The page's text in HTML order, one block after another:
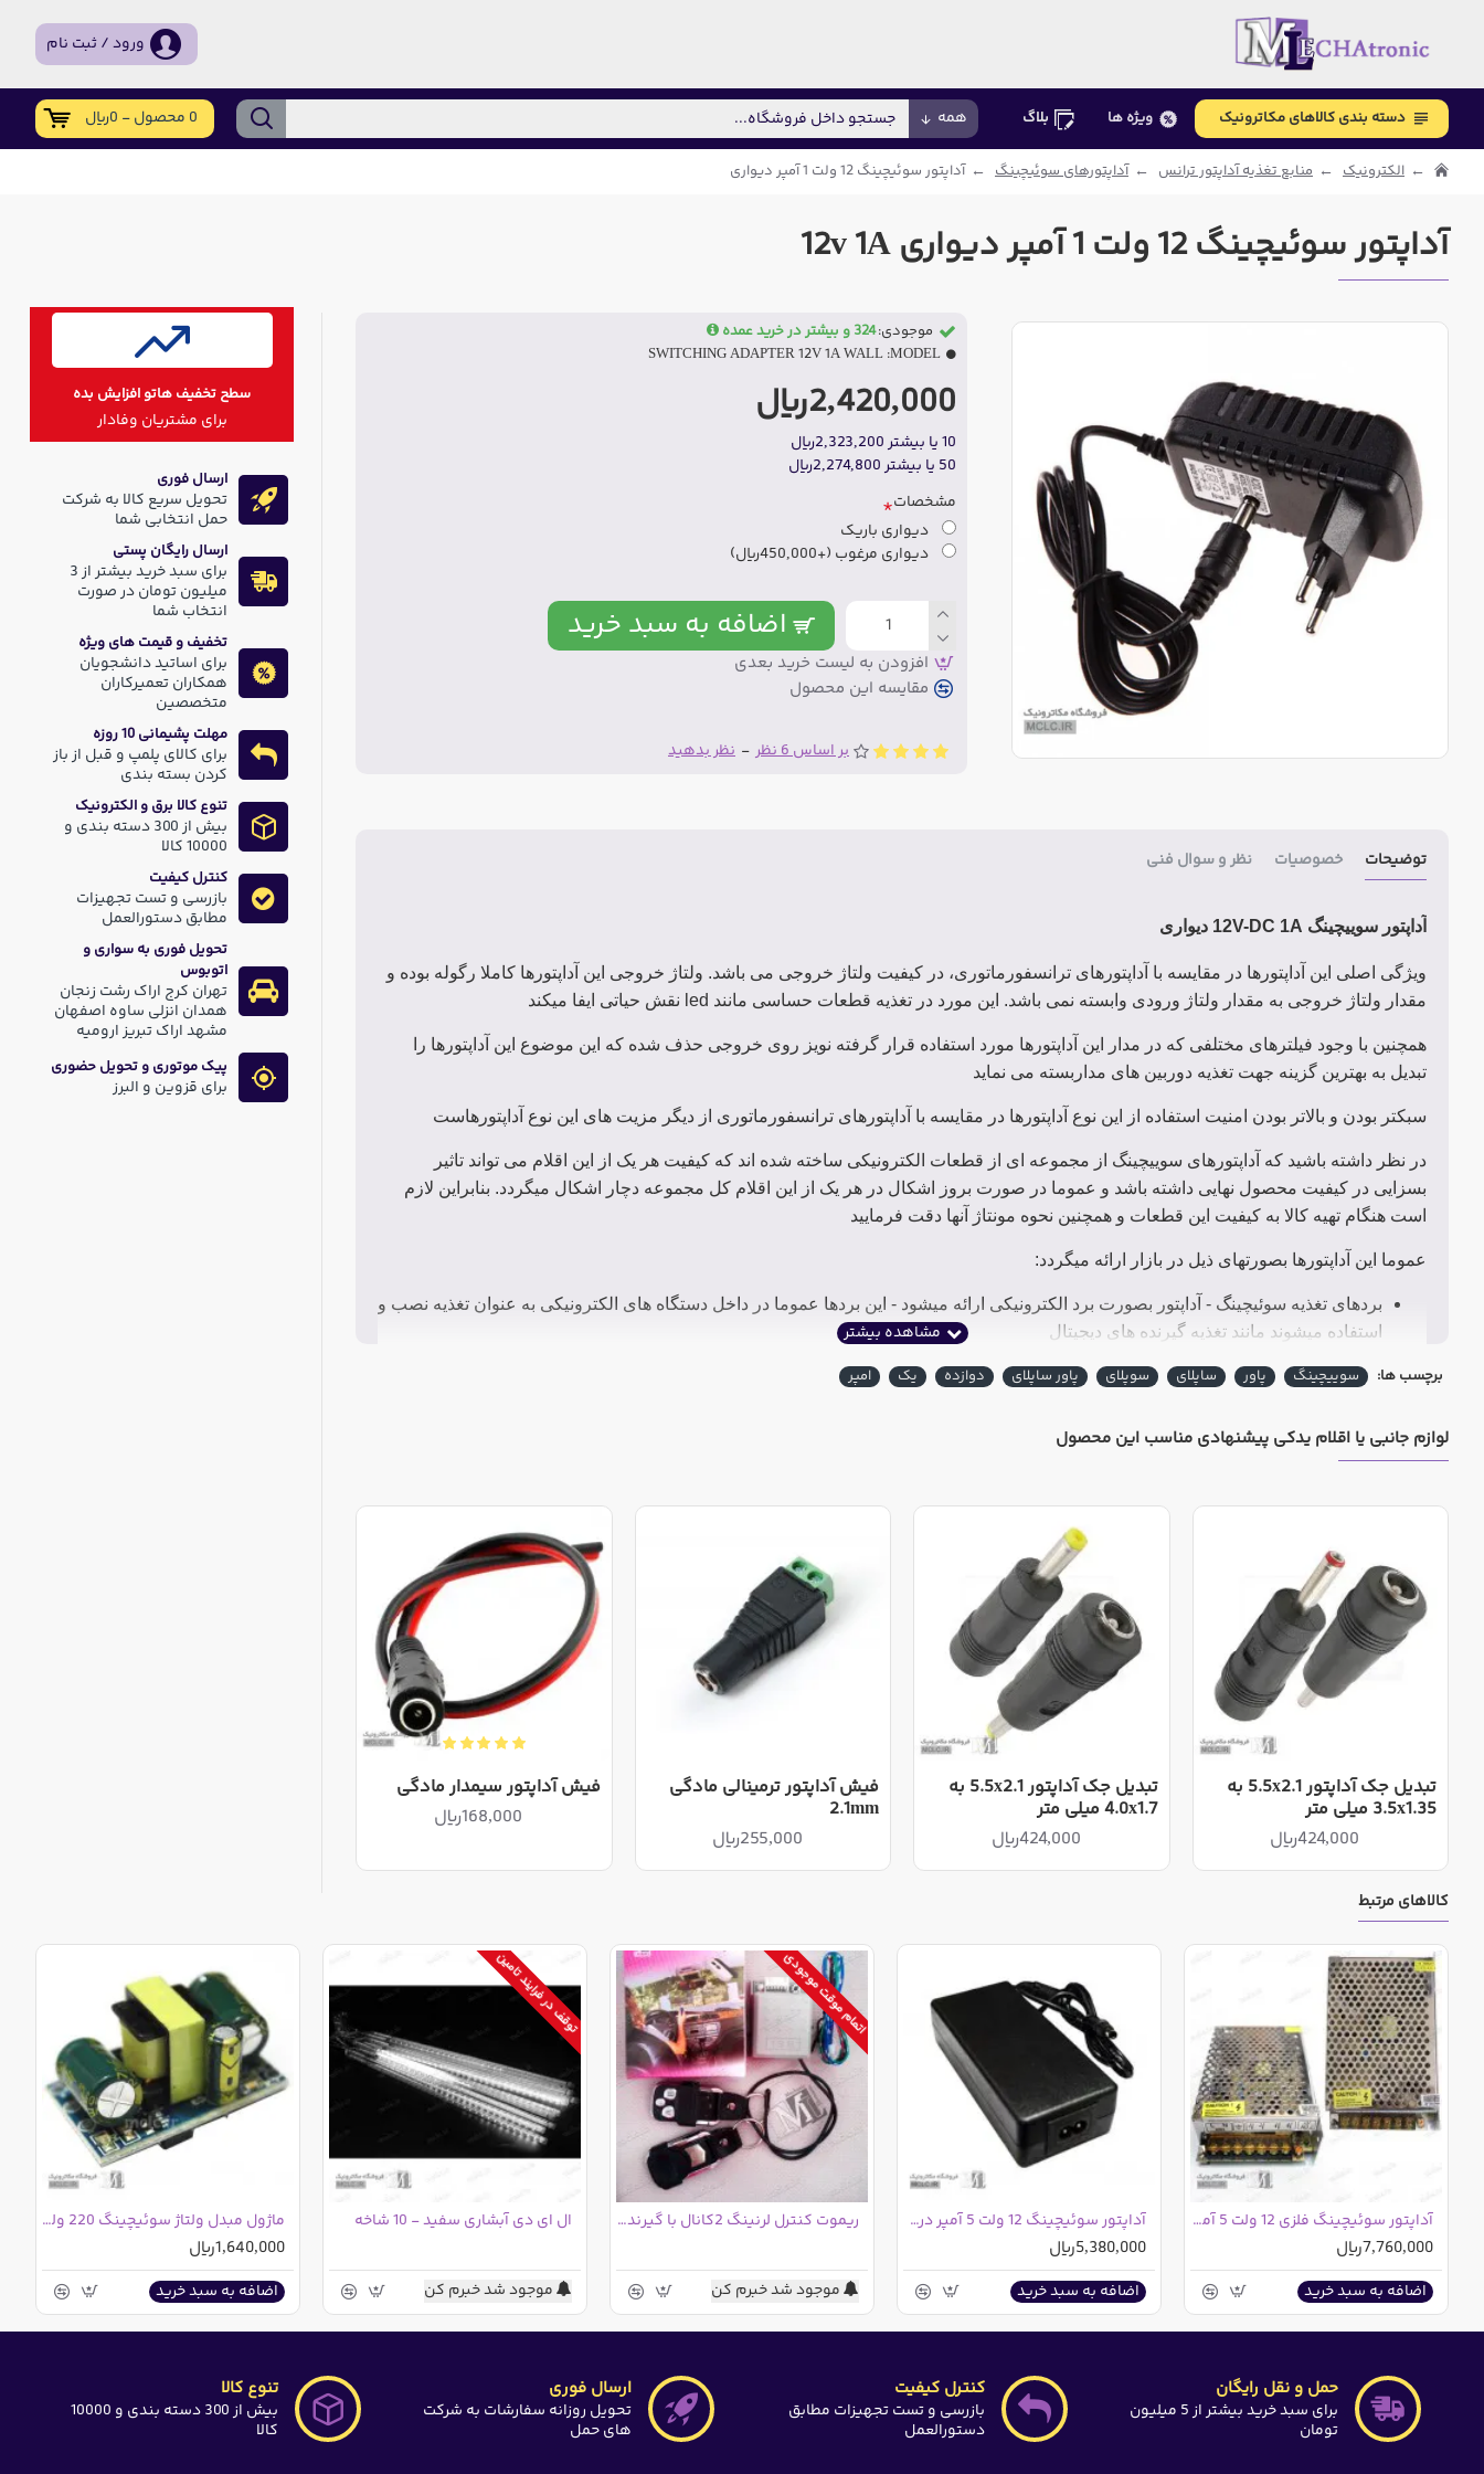
ورود / ثبت نام
دسته بندی کالاهای مکاترونیک ویژه ها بلاگ همه 0 محصول - 0ریال
الکترونیک منابع تغذیه آداپتور ترانس آداپتورهای سوئیچینگ آداپتور سوئیچینگ 12 ولت 1 آمپر دیواری
آداپتور سوئیچینگ 12 ولت 1 آمپر دیواری 12v 1A
بر اساس 6 نظر - نظر بدهید
2,420,000ریال
10 یا بیشتر 2,323,200ریال
50 یا بیشتر 2,274,800ریال
موجودی: 324 و بیشتر در خرید عمده
MODEL:
SWITCHING ADAPTER 12V 1A WALL
مشخصات
دیواری باریک
دیواری مرغوب (+450,000ریال)
اضافه به سبد خرید
افزودن به لیست خرید بعدی
مقایسه این محصول
توضیحات خصوصیات نظر و سوال فنی
آداپتور سوییچینگ 12V-DC 1A دیواری
ویژگی اصلی این آداپتورها در مقایسه با آداپتورهای ترانسفورماتوری، در کیفیت ولتاژ خروجی می باشد. ولتاژ خروجی این آداپتورها کاملا رگوله بوده و
مقدار ولتاژ خروجی به مقدار ولتاژ ورودی وابسته نمی باشد. این مورد در تغذیه قطعات حساسی مانند led نقش حیاتی ایفا میکند
همچنین با وجود فیلترهای مختلفی که در مدار این آداپتورها مورد استفاده قرار گرفته نویز روی خروجی حذف شده که این موضوع این آداپتورها را
تبدیل به بهترین گزینه جهت تغذیه دوربین های مداربسته می نماید
سبکتر بودن و بالاتر بودن امنیت استفاده از این نوع آداپتورها در مقایسه با آداپتورهای ترانسفورماتوری از دیگر مزیت های این نوع آداپتورهاست
در نظر داشته باشید که آداپتورهای سوییچینگ از مجموعه ای از قطعات الکترونیکی ساخته شده اند که کیفیت هر یک از این اقلام می تواند تاثیر
بسزایی در کیفیت محصول نهایی داشته باشد و عموما در صورت بروز اشکال در هر یک از این اقلام کل مجموعه دچار اشکال میگردد. بنابراین لازم
است هنگام تهیه کالا به کیفیت این قطعات و همچنین نحوه مونتاژ آنها دقت فرمایید
عموما این آداپتورها بصورتهای ذیل در بازار ارائه میگردد:
بردهای تغذیه سوئیچینگ - آداپتور بصورت برد الکترونیکی ارائه میشود - این بردها عموما در داخل دستگاه های الکترونیکی به عنوان تغذیه نصب و
استفاده میشوند مانند تغذیه گیرنده های دیجیتال
اتصال به مادگی را داراست
دارد
کالایی که در تصویر مشاهده می نمایید نشان دهنده ظاهر آداپتور می باشد و فروشگاه مکاترونیک از ارانه آداپتورهای بی کیفیت به دلیل خرابی های بالا
خودداری مینماید
هنگام انتخاب آداپتور در نظر داشته باشید که جریان مشخص شده برای محصول جریان نامی آن می باشد و در صورتی که شما قصد دارید از آداپتور
جهت مصارفی استفاده نمایید که در آن لازم است آداپتور چندین ساعت روشن بماند، 75% از جریان نامی را به عنوان جریان آداپتور در نظر بگیرید
آداپتور ارائه شده فاقد امکان حفاظت در مقابل اضافه جریان می باشد و در صورتی که شما جریان بیشتری از آن بکشید ممکن است دچار خرابی
کالای فوق پیش از ارسال تست خواهد گردید
سایز فیش خروجی:
قطر خارجی 5.5 میلیمتر
برچسب ها: سوییچینگ پاور ساپلای سوپلای پاور ساپلای دوازده یک امپر
لوازم جانبی یا اقلام یدکی پیشنهادی مناسب این محصول
تبدیل جک آداپتور 5.5x2.1 به
3.5x1.35 میلی متر
424,000ریال
تبدیل جک آداپتور 5.5x2.1 به
4.0x1.7 میلی متر
424,000ریال
فیش آداپتور ترمینالی مادگی
2.1mm
255,000ریال
فیش آداپتور سیمدار مادگی
168,000ریال
سطح تخفیف هاتو افزایش بده
برای مشتریان وفادار
ارسال فوری
تحویل سریع کالا به شرکت
حمل انتخابی شما
ارسال رایگان پستی
برای سبد خرید بیشتر از 3
میلیون تومان در صورت
انتخاب شما
تخفیف و قیمت های ویژه
برای اساتید دانشجویان
همکاران تعمیرکاران
متخصصین
مهلت پشیمانی 10 روزه
برای کالای پلمپ و قبل از باز
کردن بسته بندی
تنوع کالا برق و الکترونیک
بیش از 300 دسته بندی و
10000 کالا
کنترل کیفیت
بازرسی و تست تجهیزات
مطابق دستورالعمل
تحویل فوری به سواری و
اتوبوس
تهران کرج اراک رشت زنجان
همدان انزلی ساوه اصفهان
مشهد اراک تبریز ارومیه
پیک موتوری و تحویل حضوری
برای قزوین و البرز
کالاهای مرتبط
آداپتور سوئیچینگ فلزی 12 ولت 5 آمپر مرغوب
7,760,000ریال
اضافه به سبد خرید
آداپتور سوئیچینگ 12 ولت 5 آمپر درجه دو
5,380,000ریال
اضافه به سبد خرید
اتمام موقت موجودی
ریموت کنترل لرنینگ 2کانال با گیرنده(رسیور) + ریموت یدک
موجود شد خبرم کن
توقف در فرایند تامین
ال ای دی آبشاری سفید - 10 شاخه
موجود شد خبرم کن
ماژول مبدل ولتاژ سوئیچینگ 220 ولت متناوب به 12 ولت مستقیم 400 میلی آمپر
1,640,000ریال
اضافه به سبد خرید
حمل و نقل رایگان
برای سبد خرید بیشتر از 5 میلیون
تومان
کنترل کیفیت
بازرسی و تست تجهیزات مطابق
دستورالعمل
ارسال فوری
تحویل روزانه سفارشات به شرکت
های حمل
تنوع کالا
بیش از 300 دسته بندی و 10000
کالا